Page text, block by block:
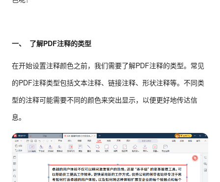
一、 了解PDF注释的类型
在开始设置注释颜色之前，我们需要了解PDF注释的类型。常见
的PDF注释类型包括文本注释、链接注释、形状注释等。不同类
型的注释可能需要不同的颜色来突出显示，以便更好地传达信
息。